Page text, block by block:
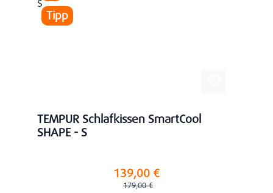
Tipp
TEMPUR Schlafkissen SmartCool
SHAPE - S
139,00 €
Regulärer Preis:
179,00 €